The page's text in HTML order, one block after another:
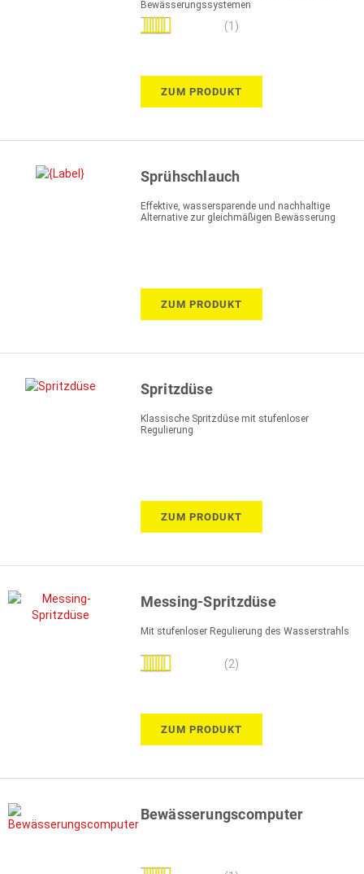
Bewässerungssystemen
Bewertung:
(1)
ZUM PRODUKT
Sprühschlauch
Effektive, wassersparende und nachhaltige
Alternative zur gleichmäßigen Bewässerung
ZUM PRODUKT
Spritzdüse
Klassische Spritzdüse mit stufenloser
Regulierung
ZUM PRODUKT
Messing-Spritzdüse
Mit stufenloser Regulierung des Wasserstrahls
Bewertung: (2)
ZUM PRODUKT
Bewässerungscomputer